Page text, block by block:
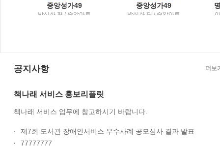
중앙성가49
박신화 편 / 중앙아트
중앙성가49
박신화 편 / 중앙아트
공지사항
책나래 서비스 홍보리플릿
책나래 서비스 업무에 참고하시기 바랍니다.
제7회 도서관 장애인서비스 우수사례 공모심사 결과 발표
77777777
더보